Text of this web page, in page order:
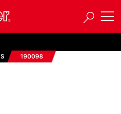
190098